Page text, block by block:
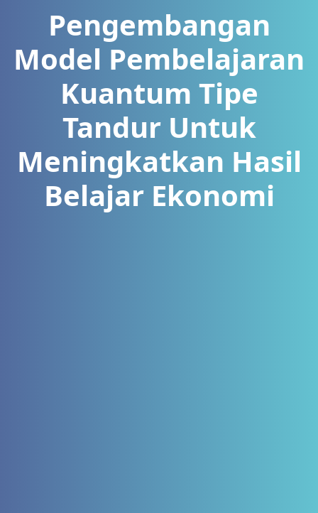
Pengembangan
Model Pembelajaran
Kuantum Tipe
Tandur Untuk
Meningkatkan Hasil
Belajar Ekonomi